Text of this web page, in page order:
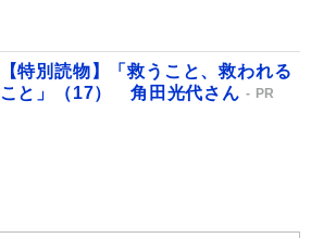
【特別読物】「救うこと、救われる
こと」（17） 角田光代さん
PR